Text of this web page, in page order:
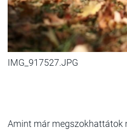
IMG_917527.JPG
Amint már megszokhattátok